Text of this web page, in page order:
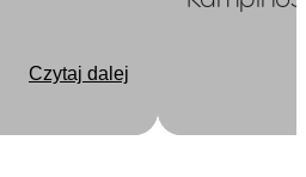
Czytaj dalej